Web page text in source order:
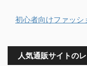
初心者向けファッシ
人気通販サイトの